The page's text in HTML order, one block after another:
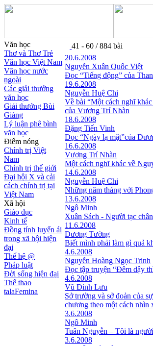
Văn học
Thơ và Thơ Trẻ
Văn học Việt Nam
Văn học nước
ngoài
Các giải thưởng
văn học
Giải thưởng Bùi
Giáng
Lý luận phê bình
văn học
Điểm nóng
Chính trị Việt
Nam
Chính trị thế giới
Đại hội X và cải
cách chính trị tại
Việt Nam
Xã hội
Giáo dục
Kinh tế
Đồng tính luyến ái
trong xã hội hiện
đại
Thế hệ @
Pháp luật
Đời sống hiện đại
Thể thao
talaFemina
41 - 60 / 884 bài
20.6.2008
Nguyễn Xuân Quốc Việt
Ðọc “Tiếng động” của
19.6.2008
Nguyễn Huệ Chi
Về bài “Một cách nghĩ
của Vương Trí Nhàn
18.6.2008
Ðặng Tiến Vinh
Đọc “Ngày lạ mặt”của
16.6.2008
Vương Trí Nhàn
Một cách nghĩ khác về
14.6.2008
Nguyễn Huệ Chi
Những năm tháng với
13.6.2008
Ngô Minh
Xuân Sách - Người tạc
11.6.2008
Dương Tường
Biết mình phải làm gì quả
4.6.2008
Nguyễn Hoàng Ngọc Trinh
Ðọc tập truyện “Ðêm dậy
4.6.2008
Vũ Đình Lưu
Sở trường và sở đoản của
chương theo một cách nhìn
3.6.2008
Ngô Minh
Tuân Nguyễn – Tôi là
3.6.2008